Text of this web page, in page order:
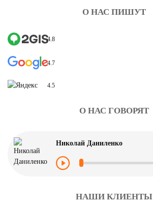
О НАС ПИШУТ
4.8
4.7
4.5
О НАС ГОВОРЯТ
Николай Даниленко
НАШИ КЛИЕНТЫ